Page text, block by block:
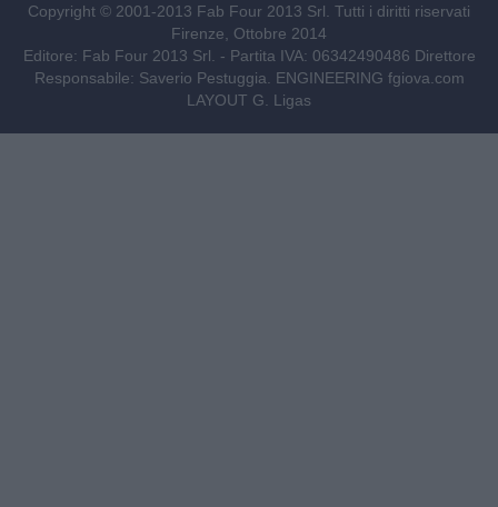
Copyright © 2001-2013 Fab Four 2013 Srl. Tutti i diritti riservati
Firenze, Ottobre 2014
Editore: Fab Four 2013 Srl. - Partita IVA: 06342490486 Direttore
Responsabile: Saverio Pestuggia. ENGINEERING fgiova.com
LAYOUT G. Ligas